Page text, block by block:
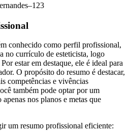
conhecido como perfil profissional,
no currículo de esteticista, logo
estar em destaque, ele é ideal para
O propósito do resumo é destacar,
competências e vivências
também pode optar por um
apenas nos planos e metas que
um resumo profissional eficiente: